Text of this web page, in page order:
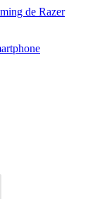
de Razer